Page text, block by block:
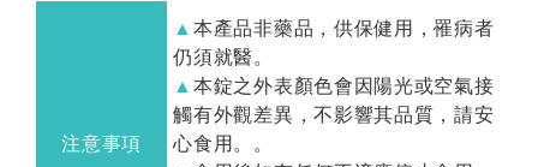
注意事項
本產品非藥品，供保健用，罹病者
仍須就醫。
本錠之外表顏色會因陽光或空氣接
觸有外觀差異，不影響其品質，請安
心食用。。